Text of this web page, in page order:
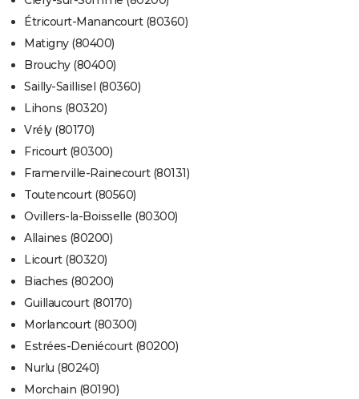
Étricourt-Manancourt (80360)
Matigny (80400)
Brouchy (80400)
Sailly-Saillisel (80360)
Lihons (80320)
Vrély (80170)
Fricourt (80300)
Framerville-Rainecourt (80131)
Toutencourt (80560)
Ovillers-la-Boisselle (80300)
Allaines (80200)
Licourt (80320)
Biaches (80200)
Guillaucourt (80170)
Morlancourt (80300)
Estrées-Deniécourt (80200)
Nurlu (80240)
Morchain (80190)